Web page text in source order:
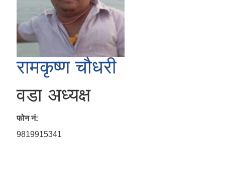
रामकृष्ण चौधरी
वडा अध्यक्ष
फोन नं:
9819915341